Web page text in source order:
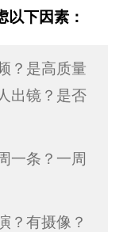
下因素：
？是高质量
出镜？是否
一条？一周
？有摄像？